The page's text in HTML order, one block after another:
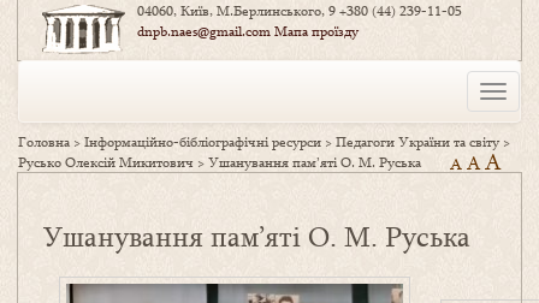
04060, Київ, М.Берлинського, 9+380 (44) 239-11-05
dnpb.naes@gmail.comМапа проїзду
Toggle
Головна >Інформаційно-бібліографічні ресурси >Педагоги України та світу>
Русько Олексій Микитович >Ушанування пам’яті О. М. Руська A AA
Ушанування пам’яті О. М. Руська